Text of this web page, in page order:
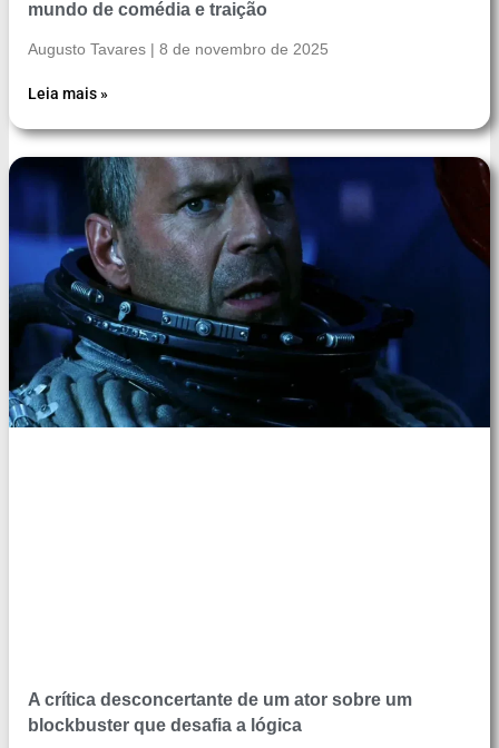
mundo de comédia e traição
Augusto Tavares 8 de novembro de 2025
Leia mais »
A crítica desconcertante de um ator sobre um
blockbuster que desafia a lógica